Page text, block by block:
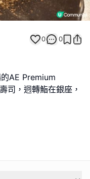
0 0
AE Premium
司，迥轉鮨在銀座，